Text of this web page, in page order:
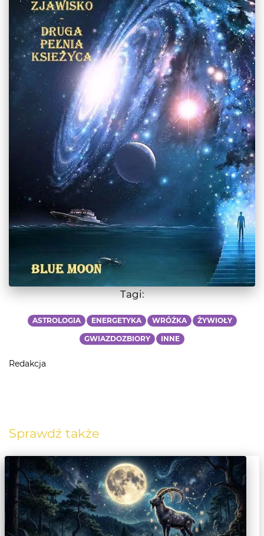
Tagi:
ASTROLOGIA ENERGETYKA WRÓŻKA ŻYWIOŁY
GWIAZDOZBIORY INNE
Redakcja
Sprawdź także